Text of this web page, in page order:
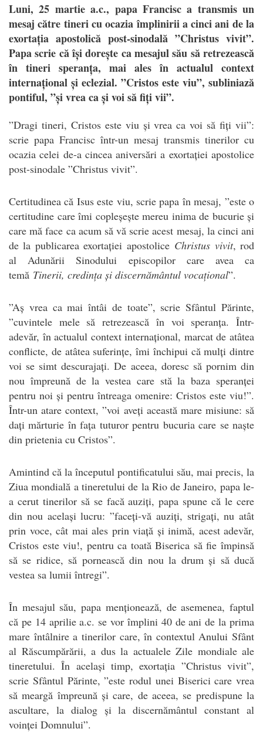
Luni, 25 martie a.c., papa Francisc a transmis un
mesaj către tineri cu ocazia împlinirii a cinci ani de la
exortația apostolică post-sinodală ”Christus vivit”.
Papa scrie că își dorește ca mesajul său să retrezească
în tineri speranța, mai ales în actualul context
internațional și eclezial. ”Cristos este viu”, subliniază
pontiful, ”și vrea ca și voi să fiți vii”.
”Dragi tineri, Cristos este viu și vrea ca voi să fiți vii”:
scrie papa Francisc într-un mesaj transmis tinerilor cu
ocazia celei de-a cincea aniversări a exortației apostolice
post-sinodale ”Christus vivit”.
Certitudinea că Isus este viu, scrie papa în mesaj, ”este o
certitudine care îmi copleșește mereu inima de bucurie și
care mă face ca acum să vă scrie acest mesaj, la cinci ani
de la publicarea exortației apostolice Christus vivit, rod
al Adunării Sinodului episcopilor care avea ca
temă Tinerii, credința și discernământul vocațional”.
”Aș vrea ca mai întâi de toate”, scrie Sfântul Părinte,
”cuvintele mele să retrezească în voi speranța. Într-
adevăr, în actualul context internațional, marcat de atâtea
conflicte, de atâtea suferințe, îmi închipui că mulți dintre
voi se simt descurajați. De aceea, doresc să pornim din
nou împreună de la vestea care stă la baza speranței
pentru noi și pentru întreaga omenire: Cristos este viu!”.
Într-un atare context, ”voi aveți această mare misiune: să
dați mărturie în fața tuturor pentru bucuria care se naște
din prietenia cu Cristos”.
Amintind că la începutul pontificatului său, mai precis, la
Ziua mondială a tineretului de la Rio de Janeiro, papa le-
a cerut tinerilor să se facă auziți, papa spune că le cere
din nou același lucru: ”faceți-vă auziți, strigați, nu atât
prin voce, cât mai ales prin viață și inimă, acest adevăr,
Cristos este viu!, pentru ca toată Biserica să fie împinsă
să se ridice, să pornească din nou la drum și să ducă
vestea sa lumii întregi”.
În mesajul său, papa menționează, de asemenea, faptul
că pe 14 aprilie a.c. se vor împlini 40 de ani de la prima
mare întâlnire a tinerilor care, în contextul Anului Sfânt
al Răscumpărării, a dus la actualele Zile mondiale ale
tineretului. În același timp, exortația ”Christus vivit”,
scrie Sfântul Părinte, ”este rodul unei Biserici care vrea
să meargă împreună și care, de aceea, se predispune la
ascultare, la dialog și la discernământul constant al
voinței Domnului”.